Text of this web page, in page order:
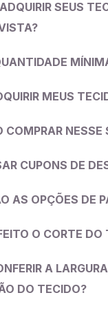
confecção de um
Para um look
Esse tecido
às suas
SEUS
MEUS
COMPRAR NESSE
CUPONS DE
AS OPÇÕES DE
O CORTE DO
A
DO TECIDO?